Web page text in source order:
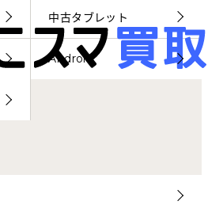
中古タブレット
Android